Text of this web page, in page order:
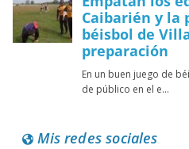
Mis redes sociales